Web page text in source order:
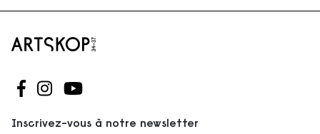
Suivez-nous sur Facebook
Suivez-nous sur Instagram
Suivez-nous sur Youtube
Inscrivez-vous à notre newsletter